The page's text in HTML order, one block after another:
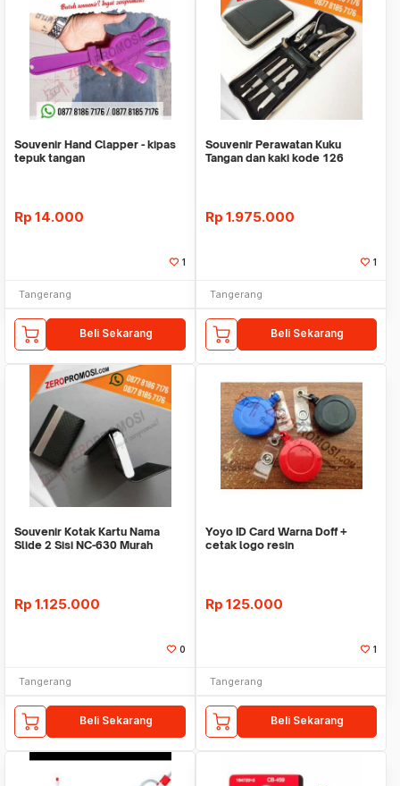
Souvenir Hand Clapper - kipas
tepuk tangan
Rp 14.000
1
Tangerang
Beli Sekarang
Souvenir Perawatan Kuku
Tangan dan kaki kode 126
Rp 1.975.000
1
Tangerang
Beli Sekarang
Souvenir Kotak Kartu Nama
Slide 2 Sisi NC-630 Murah
Rp 1.125.000
0
Tangerang
Beli Sekarang
Yoyo ID Card Warna Doff +
cetak logo resin
Rp 125.000
1
Tangerang
Beli Sekarang